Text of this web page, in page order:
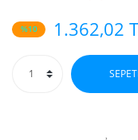
%10 1.362,02